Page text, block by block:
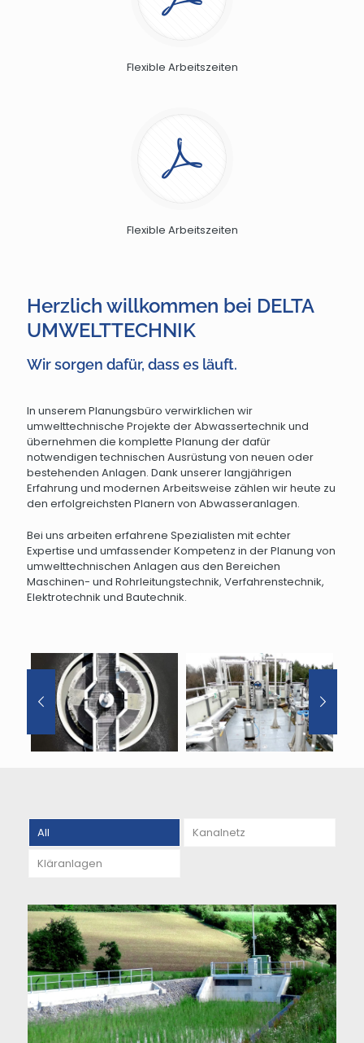
Flexible Arbeitszeiten
Flexible Arbeitszeiten
Herzlich willkommen bei DELTA
UMWELTTECHNIK
Wir sorgen dafür, dass es läuft.
In unserem Planungsbüro verwirklichen wir
umwelttechnische Projekte der Abwassertechnik und
übernehmen die komplette Planung der dafür
notwendigen technischen Ausrüstung von neuen oder
bestehenden Anlagen. Dank unserer langjährigen
Erfahrung und modernen Arbeitsweise zählen wir heute zu
den erfolgreichsten Planern von Abwasseranlagen.
Bei uns arbeiten erfahrene Spezialisten mit echter
Expertise und umfassender Kompetenz in der Planung von
umwelttechnischen Anlagen aus den Bereichen
Maschinen- und Rohrleitungstechnik, Verfahrenstechnik,
Elektrotechnik und Bautechnik.
All Kanalnetz
Kläranlagen